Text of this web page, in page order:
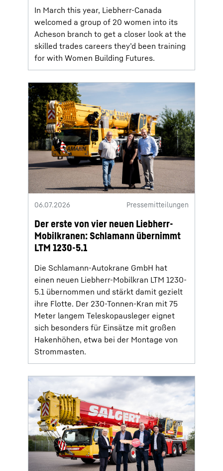
In March this year, Liebherr-Canada
welcomed a group of 20 women into its
Acheson branch to get a closer look at the
skilled trades careers they’d been training
for with Women Building Futures.
06.07.2026 Pressemitteilungen
Der erste von vier neuen Liebherr-
Mobilkranen: Schlamann übernimmt
LTM 1230-5.1
Die Schlamann-Autokrane GmbH hat
einen neuen Liebherr-Mobilkran LTM 1230-
5.1 übernommen und stärkt damit gezielt
ihre Flotte. Der 230-Tonnen-Kran mit 75
Meter langem Teleskopausleger eignet
sich besonders für Einsätze mit großen
Hakenhöhen, etwa bei der Montage von
Strommasten.